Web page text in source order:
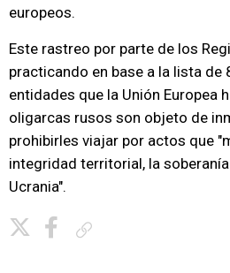
europeos.
Este rastreo por parte de los
practicando en base a la lista de
entidades que la Unión Europea
oligarcas rusos son objeto de
prohibirles viajar por actos que
integridad territorial, la
Ucrania".